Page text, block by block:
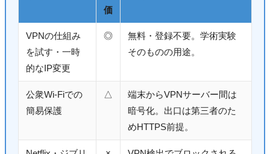
価
VPNの仕組み
を試す・一時
的なIP変更
◎
無料・登録不要。学術実験
そのものの用途。
公衆Wi-Fiでの
簡易保護
△
端末からVPNサーバー間は
暗号化。出口は第三者のた
めHTTPS前提。